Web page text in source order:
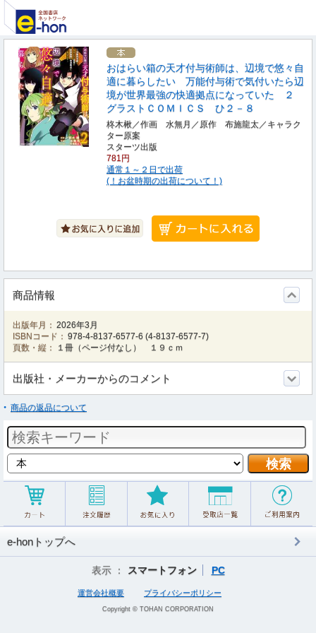
おはらい箱の天才付与術師は、辺境で悠々自
適に暮らしたい 万能付与術で気付いたら辺
境が世界最強の快適拠点になっていた ２
グラストＣＯＭＩＣＳ ひ２－８
柊木楸／作画 水無月／原作 布施龍太／キャラク
ター原案
スターツ出版
781円
通常１～２日で出荷
(！お盆時期の出荷について！)
商品情報
出版年月： 2026年3月
ISBNコード： 978-4-8137-6577-6 (4-8137-6577-7)
頁数・縦：
１冊（ページ付なし） １９ｃｍ
出版社・メーカーからのコメント
商品の返品について
e-honトップへ
表示 ： スマートフォン PC
運営会社概要 プライバシーポリシー
Copyright © TOHAN CORPORATION